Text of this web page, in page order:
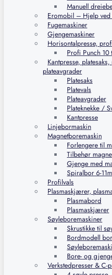
Manuell
Eromobil – Hjelp ved
Fugemaskiner
Gjengemaskiner
Horisontalpresse,
Profi Punch 10
Kantpresse,
plateavgrader
Platesaks
Platevals
Plateavgrader
Plateknekke /
Kantpresse
Linjebormaskin
Magnetboremaskin
Forlengere til
Tilbehør
Gjenge med
Spiralbor 6-
Profilvals
Plasmaskjærer,
Plasmabord
Plasmaskjærer
Søyleboremaskiner
Skrustikke til
Bordmodell
Bore- og
Verkstedpresser & C-